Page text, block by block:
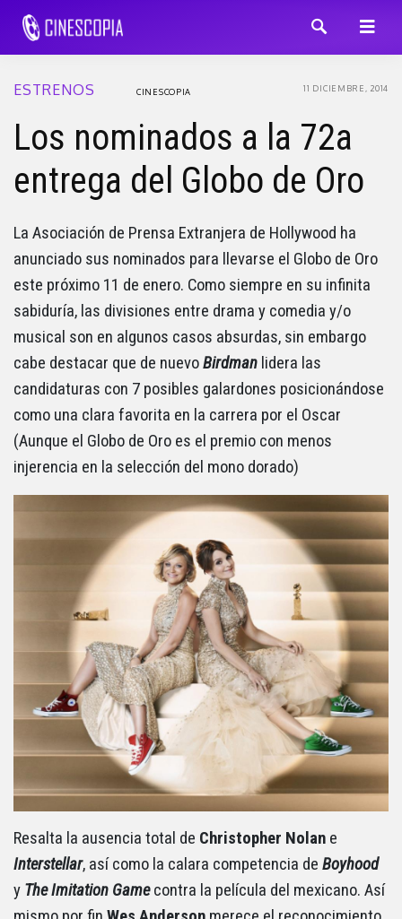
ESTRENOS 11 DICIEMBRE, 2014
CINESCOPIA
Los nominados a la 72a
entrega del Globo de Oro
La Asociación de Prensa Extranjera de Hollywood ha
anunciado sus nominados para llevarse el Globo de Oro
este próximo 11 de enero. Como siempre en su infinita
sabiduría, las divisiones entre drama y comedia y/o
musical son en algunos casos absurdas, sin embargo
cabe destacar que de nuevoBirdman lidera las
candidaturas con 7 posibles galardones posicionándose
como una clara favorita en la carrera por el Oscar
(Aunque el Globo de Oro es el premio con menos
injerencia en la selección del mono dorado)
Resalta la ausencia total de Christopher Nolan e
Interstellar, así como la calara competencia de Boyhood
y The Imitation Gamecontra la película del mexicano. Así